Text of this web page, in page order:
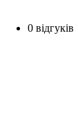
0 відгуків